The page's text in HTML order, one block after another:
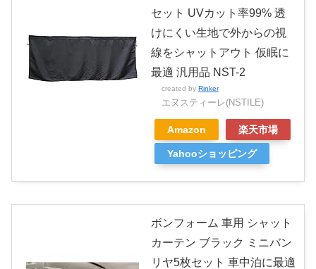
セット UVカット率99% 透
けにくい生地で外からの視
線をシャットアウト 仮眠に
最適 汎用品 NST-2
created by Rinker
エヌスティーレ(NSTILE)
Amazon 楽天市場
Yahooショッピング
ボンフォーム 車用 シャット
カーテン ブラック ミニバン
リヤ5枚セット 車中泊に最適